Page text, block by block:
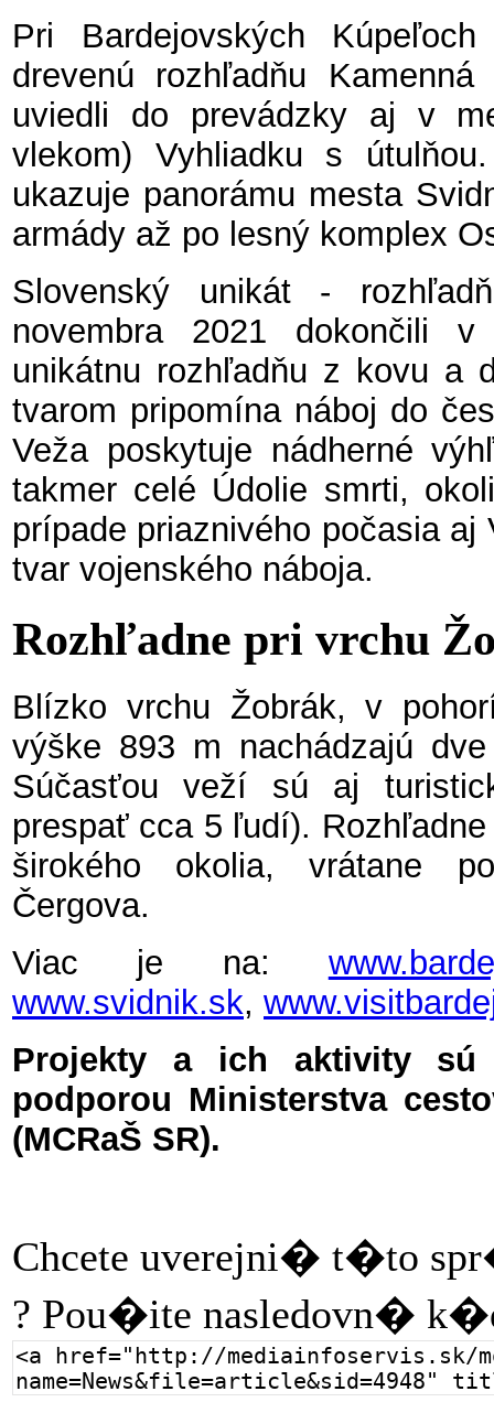
Pri Bardejovských
drevenú rozhľadňu
uviedli do prevádzky aj v
vlekom) Vyhliadku s
ukazuje panorámu mesta
armády až po lesný komplex
Slovenský unikát -
novembra 2021 dokončili
unikátnu rozhľadňu z kovu a
tvarom pripomína náboj do
Veža poskytuje nádherné
takmer celé Údolie smrti,
prípade priaznivého počasia aj
tvar vojenského náboja.
Rozhľadne pri vrchu
Blízko vrchu Žobrák, v
výške 893 m nachádzajú
Súčasťou veží sú aj
prespať cca 5 ľudí).
širokého okolia, vrátane
Čergova.
Viac je na:
www.svidnik.sk,
Projekty a ich aktivity sú
podporou Ministerstva
(MCRaŠ SR).
Chcete uverejni� t�to
? Pou�ite nasledovn�